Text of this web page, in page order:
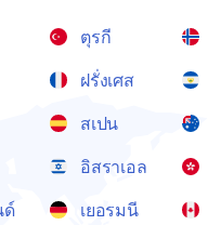
ตุรกี
ฝรั่งเศส
สเปน
อิสราเอล
ด์ เยอรมนี